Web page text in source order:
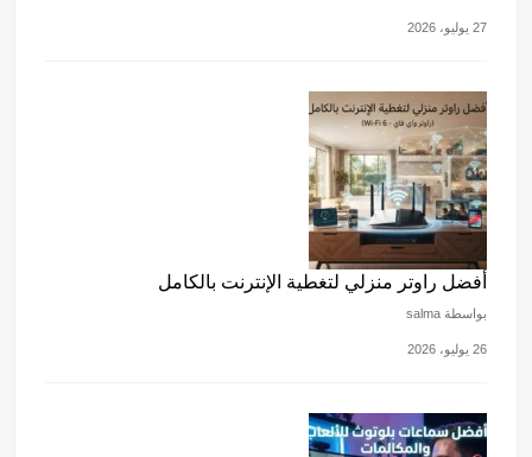
27 يوليو، 2026
أفضل راوتر منزلي لتغطية الإنترنت بالكامل
بواسطة salma
26 يوليو، 2026